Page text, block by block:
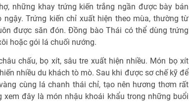
những khay trứng kiến trắng ngần được bày bán
ngậy. Trứng kiến chỉ xuất hiện theo mùa, thường từ
được săn đón. Đồng bào Thái có thể dùng trứng
hoặc gói lá chuối nướng.
chấu, bọ xít, sâu tre xuất hiện nhiều. Món bọ xít
nhiều du khách tò mò. Sau khi được sơ chế kỹ để
cùng lá chanh thái chỉ, tạo nên hương thơm rất
đây là món nhậu khoái khẩu trong những buổi